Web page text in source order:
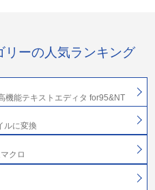
リーの人気ランキング
機能テキストエディタ for95&NT
ルに変換
クロ